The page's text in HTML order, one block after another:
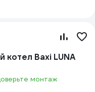
Baxi LUNA
монтаж